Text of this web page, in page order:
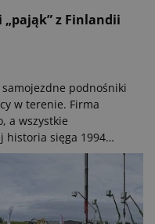
z Finlandii
podnośniki
w terenie. Firma
a wszystkie
historia sięga 1994
Leguana,
warunkach.